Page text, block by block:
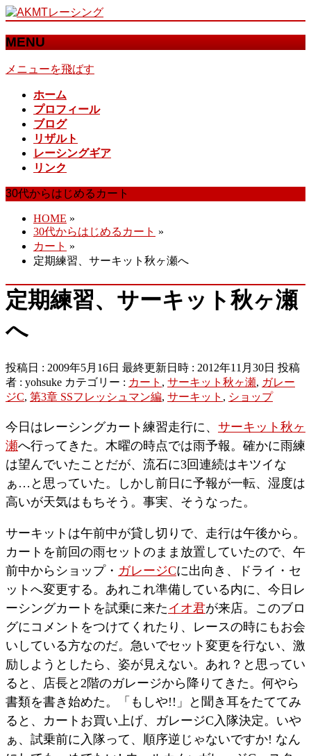
MENU
メニューを飛ばす
ホーム
プロフィール
ブログ
リザルト
レーシングギア
リンク
30代からはじめるカート
HOME »
30代からはじめるカート »
カート »
定期練習、サーキット秋ヶ瀬へ
定期練習、サーキット秋ヶ瀬
へ
投稿日 : 2009年5月16日 最終更新日時 : 2012年11月30日 投稿
者 : yohsuke カテゴリー : カート , サーキット秋ヶ瀬, ガレー
ジC, 第3章 SSフレッシュマン編, サーキット , ショップ
今日はレーシングカート練習走行に、 サーキット秋ヶ
瀬へ行ってきた。木曜の時点では雨予報。確かに雨練
は望んでいたことだが、流石に3回連続はキツイな
ぁ…と思っていた。しかし前日に予報が一転、湿度は
高いが天気はもちそう。事実、そうなった。
サーキットは午前中が貸し切りで、走行は午後から。
カートを前回の雨セットのまま放置していたので、午
前中からショップ・ ガレージCに出向き、ドライ・セ
ットへ変更する。あれこれ準備している内に、今日レ
ーシングカートを試乗に来た イオ君が来店。このブロ
グにコメントをつけてくれたり、レースの時にもお会
いしている方なのだ。急いでセット変更を行ない、激
励しようとしたら、姿が見えない。あれ？と思ってい
ると、店長と2階のガレージから降りてきた。何やら
書類を書き始めた。「もしや!!」と聞き耳をたててみ
ると、カートお買い上げ、ガレージC入隊決定。いや
ぁ、試乗前に入隊って、順序逆じゃないですか! なん